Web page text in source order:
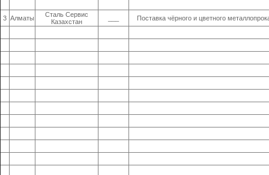
3 Алматы
Сталь Сервис
Казахстан
Поставка чёрного и цветного